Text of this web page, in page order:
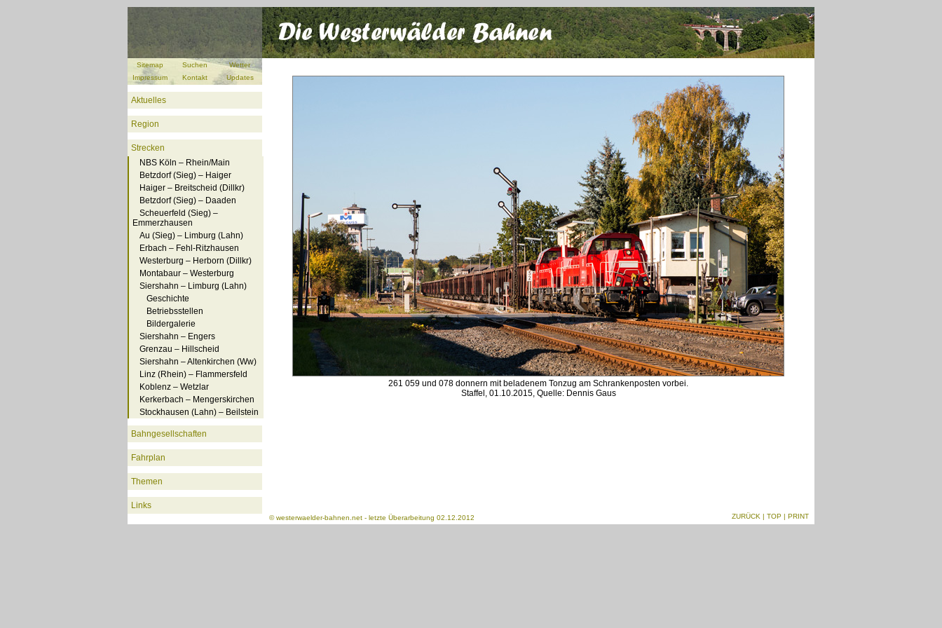
Sitemap Suchen
Wetter
Impressum
Kontakt Updates
Aktuelles
Region
Strecken
NBS Köln – Rhein/Main
Betzdorf (Sieg) – Haiger
Haiger – Breitscheid (Dillkr)
Betzdorf (Sieg) – Daaden
Scheuerfeld (Sieg) –
Emmerzhausen
Au (Sieg) – Limburg (Lahn)
Erbach – Fehl-Ritzhausen
Westerburg – Herborn (Dillkr)
Montabaur – Westerburg
Siershahn – Limburg (Lahn)
Geschichte
Betriebsstellen
Bildergalerie
Siershahn – Engers
Grenzau – Hillscheid
Siershahn – Altenkirchen (Ww)
Linz (Rhein) – Flammersfeld
Koblenz – Wetzlar
Kerkerbach – Mengerskirchen
Stockhausen (Lahn) – Beilstein
Bahngesellschaften
Fahrplan
Themen
Links
261 059 und 078 donnern mit beladenem Tonzug am Schrankenposten vorbei.
Staffel, 01.10.2015, Quelle: Dennis Gaus
©westerwaelder-bahnen.net - letzte Überarbeitung 02.12.2012 ZURÜCK | TOP | PRINT